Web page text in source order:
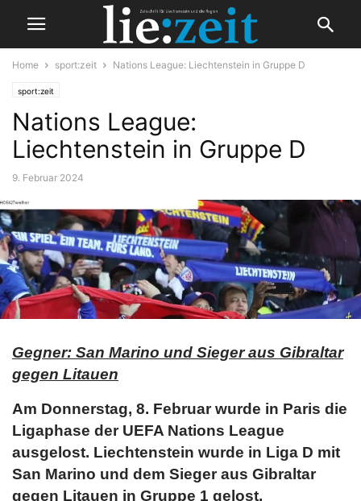
Home sport:zeit Nations League: Liechtenstein in Gruppe D
sport:zeit
Nations League:
Liechtenstein in Gruppe D
9. Februar 2024
Gegner: San Marino und Sieger aus Gibraltar
gegen Litauen
Am Donnerstag, 8. Februar wurde in Paris die
Ligaphase der UEFA Nations League
ausgelost. Liechtenstein wurde in Liga D mit
San Marino und dem Sieger aus Gibraltar
gegen Litauen in Gruppe 1 gelost.